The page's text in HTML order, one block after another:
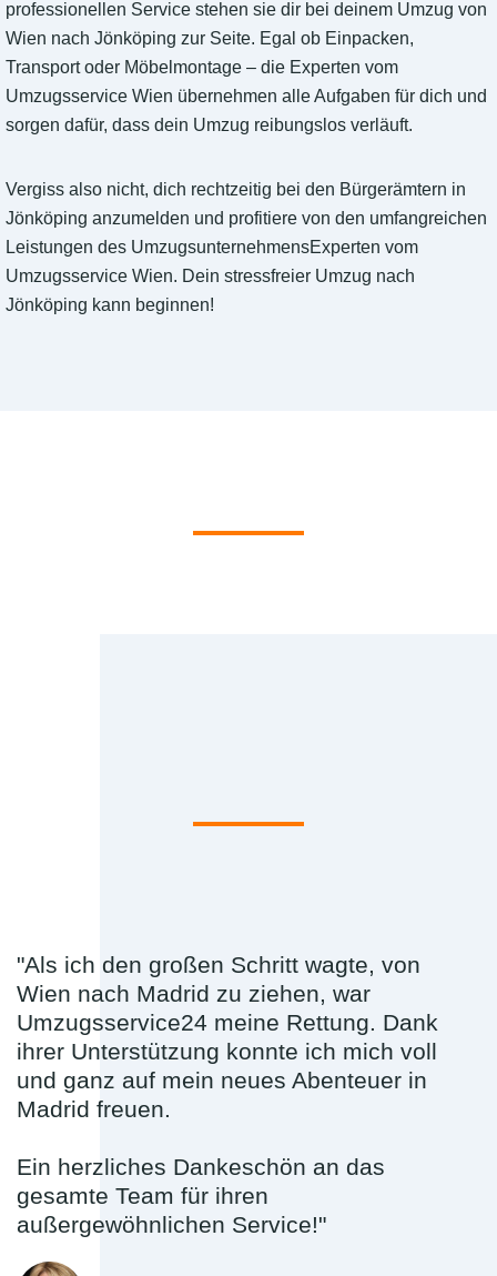
professionellen Service stehen sie dir bei deinem Umzug von
Wien nach Jönköping zur Seite. Egal ob Einpacken,
Transport oder Möbelmontage – die Experten vom
Umzugsservice Wien übernehmen alle Aufgaben für dich und
sorgen dafür, dass dein Umzug reibungslos verläuft.
Vergiss also nicht, dich rechtzeitig bei den Bürgerämtern in
Jönköping anzumelden und profitiere von den umfangreichen
Leistungen des UmzugsunternehmensExperten vom
Umzugsservice Wien. Dein stressfreier Umzug nach
Jönköping kann beginnen!
"Als ich den großen Schritt wagte, von
Wien nach Madrid zu ziehen, war
Umzugsservice24 meine Rettung. Dank
ihrer Unterstützung konnte ich mich voll
und ganz auf mein neues Abenteuer in
Madrid freuen.
Ein herzliches Dankeschön an das
gesamte Team für ihren
außergewöhnlichen Service!"